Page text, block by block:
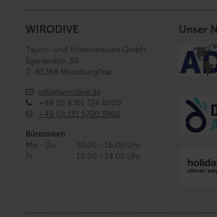
l
WIRODIVE
Tauch- und Erlebnisreisen GmbH
Egerlandstr. 30
D-85368 Moosburg/Isar
info@wirodive.de
+49 (0) 8761 724 8000
+49 (0) 151 5700 3960
Bürozeiten
Mo - Do
10.00 - 16.00 Uhr
Fr
10.00 - 14.00 Uhr
Unser